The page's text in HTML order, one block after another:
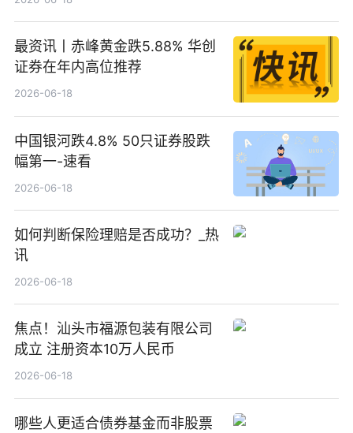
最资讯丨赤峰黄金跌5.88% 华创
证券在年内高位推荐
2026-06-18
中国银河跌4.8% 50只证券股跌
幅第一-速看
2026-06-18
如何判断保险理赔是否成功？_热
讯
2026-06-18
焦点！汕头市福源包装有限公司
成立 注册资本10万人民币
2026-06-18
哪些人更适合债券基金而非股票